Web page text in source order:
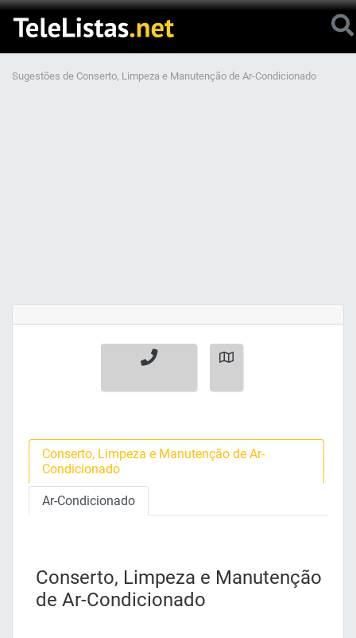
Sugestões de Conserto, Limpeza e Manutenção de Ar-Condicionado
Conserto, Limpeza e Manutenção de Ar-
Condicionado
Ar-Condicionado
Conserto, Limpeza e Manutenção
de Ar-Condicionado